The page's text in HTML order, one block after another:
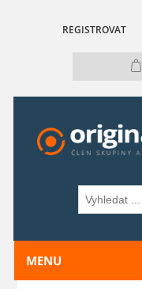
REGISTROVAT
MENU